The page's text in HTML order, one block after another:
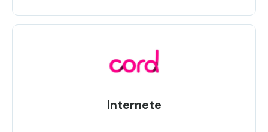
Internete